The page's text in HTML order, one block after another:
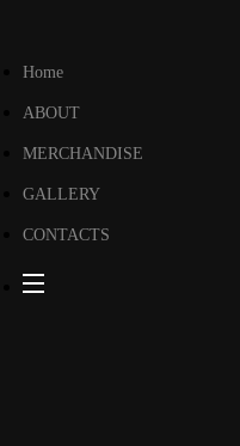
Home
ABOUT
MERCHANDISE
GALLERY
CONTACTS